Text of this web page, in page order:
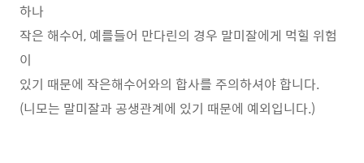
하나
작은 해수어, 예를들어 만다린의 경우 말미잘에게 먹힐 위험
이
있기 때문에 작은해수어와의 합사를 주의하셔야 합니다.
(니모는 말미잘과 공생관계에 있기 때문에 예외입니다.)